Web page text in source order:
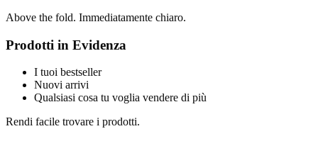
Above the fold. Immediatamente chiaro.
Prodotti in Evidenza
I tuoi bestseller
Nuovi arrivi
Qualsiasi cosa tu voglia vendere di più
Rendi facile trovare i prodotti.